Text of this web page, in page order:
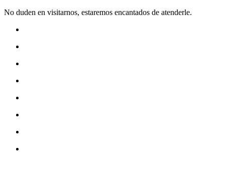
No duden en visitarnos, estaremos encantados de atenderle.